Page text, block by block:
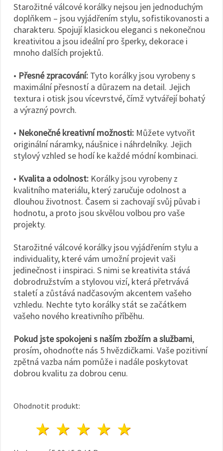
Starožitné válcové korálky nejsou jen jednoduchým
doplňkem – jsou vyjádřením stylu, sofistikovanosti a
charakteru. Spojují klasickou eleganci s nekonečnou
kreativitou a jsou ideální pro šperky, dekorace i
mnoho dalších projektů.
• Přesné zpracování: Tyto korálky jsou vyrobeny s
maximální přesností a důrazem na detail. Jejich
textura i otisk jsou vícevrstvé, čímž vytvářejí bohatý
a výrazný povrch.
• Nekonečné kreativní možnosti: Můžete vytvořit
originální náramky, náušnice i náhrdelníky. Jejich
stylový vzhled se hodí ke každé módní kombinaci.
• Kvalita a odolnost: Korálky jsou vyrobeny z
kvalitního materiálu, který zaručuje odolnost a
dlouhou životnost. Časem si zachovají svůj půvab i
hodnotu, a proto jsou skvělou volbou pro vaše
projekty.
Starožitné válcové korálky jsou vyjádřením stylu a
individuality, které vám umožní projevit vaši
jedinečnost i inspiraci. S nimi se kreativita stává
dobrodružstvím a stylovou vizí, která přetrvává
staletí a zůstává nadčasovým akcentem vašeho
vzhledu. Nechte tyto korálky stát se začátkem
vašeho nového kreativního příběhu.
Pokud jste spokojeni s naším zbožím a službami,
prosím, ohodnoťte nás 5 hvězdičkami. Vaše pozitivní
zpětná vazba nám pomůže i nadále poskytovat
dobrou kvalitu za dobrou cenu.
Ohodnotit produkt:
4 hvězdy
3 hvězdy
2 hvězdy
1 hvězda